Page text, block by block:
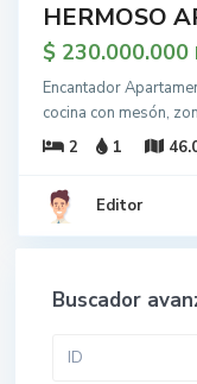
HERMOSO
$ 230.000.000
Encantador
cocina con mesón,
2
1
Editor
Buscador